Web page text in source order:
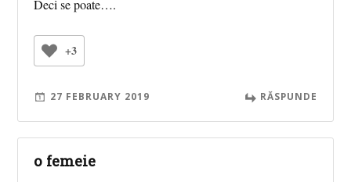
Deci se poate….
+3
27 FEBRUARY 2019 RĂSPUNDE
o femeie